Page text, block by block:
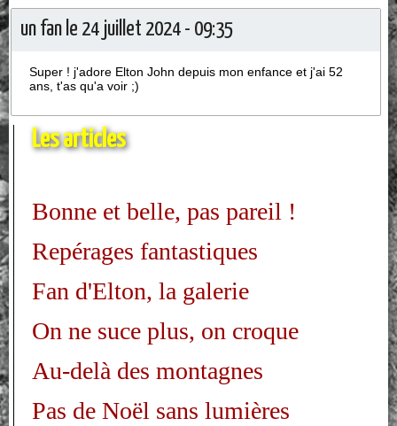
un fan le 24 juillet 2024 - 09:35
Super ! j'adore Elton John depuis mon enfance et j'ai 52
ans, t'as qu'a voir ;)
Les articles
Bonne et belle, pas pareil !
Repérages fantastiques
Fan d'Elton, la galerie
On ne suce plus, on croque
Au-delà des montagnes
Pas de Noël sans lumières